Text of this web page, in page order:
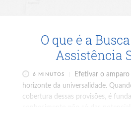
O que é a
Assistência
6 MINUTOS
Efetivar o amparo
horizonte da universalidade.
cobertura dessas provisões, é
conhecimento não só das